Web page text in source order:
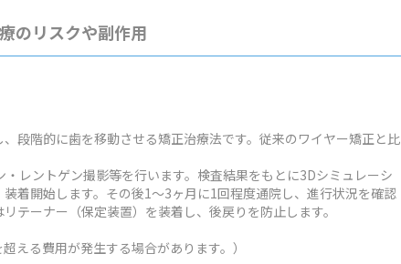
のリスクや副作用
段階的に歯を移動させる矯正治療法です。従来のワイヤー矯正と比
レントゲン撮影等を行います。検査結果をもとに3Dシミュレーシ
着開始します。その後1～3ヶ月に1回程度通院し、進行状況を確認
テーナー（保定装置）を装着し、後戻りを防止します。
る費用が発生する場合があります。）